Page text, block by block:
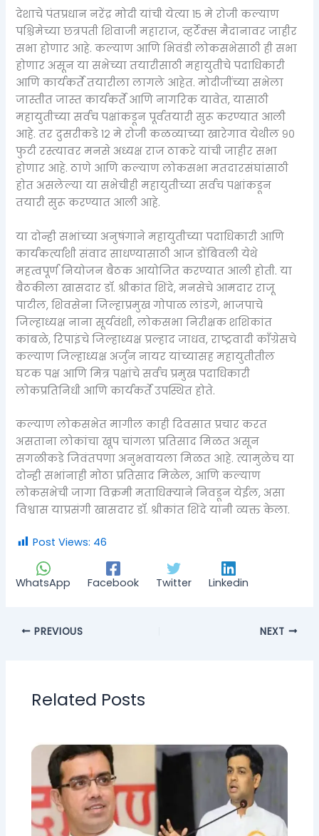
देशाचे पंतप्रधान नरेंद्र मोदी यांची येत्या १५ मे रोजी कल्याण
पश्चिमेच्या छत्रपती शिवाजी महाराज, व्हर्टेक्स मैदानावर जाहीर
सभा होणार आहे. कल्याण आणि भिवंडी लोकसभेसाठी ही सभा
होणार असून या सभेच्या तयारीसाठी महायुतीचे पदाधिकारी
आणि कार्यकर्ते तयारीला लागले आहेत. मोदीजींच्या सभेला
जास्तीत जास्त कार्यकर्ते आणि नागरिक यावेत, यासाठी
महायुतीच्या सर्वच पक्षांकडून पूर्वतयारी सुरू करण्यात आली
आहे. तर दुसरीकडे १२ मे रोजी कळव्याच्या खारेगाव येथील ९०
फुटी रस्त्यावर मनसे अध्यक्ष राज ठाकरे यांची जाहीर सभा
होणार आहे. ठाणे आणि कल्याण लोकसभा मतदारसंघांसाठी
होत असलेल्या या सभेचीही महायुतीच्या सर्वच पक्षांकडून
तयारी सुरू करण्यात आली आहे.
या दोन्ही सभांच्या अनुषंगाने महायुतीच्या पदाधिकारी आणि
कार्यकर्त्यांशी संवाद साधण्यासाठी आज डोंबिवली येथे
महत्वपूर्ण नियोजन बैठक आयोजित करण्यात आली होती. या
बैठकीला खासदार डॉ. श्रीकांत शिंदे, मनसेचे आमदार राजू
पाटील, शिवसेना जिल्हाप्रमुख गोपाळ लांडगे, भाजपाचे
जिल्हाध्यक्ष नाना सूर्यवंशी, लोकसभा निरीक्षक शशिकांत
कांबळे, रिपाइंचे जिल्हाध्यक्ष प्रल्हाद जाधव, राष्ट्रवादी काँग्रेसचे
कल्याण जिल्हाध्यक्ष अर्जुन नायर यांच्यासह महायुतीतील
घटक पक्ष आणि मित्र पक्षांचे सर्वच प्रमुख पदाधिकारी
लोकप्रतिनिधी आणि कार्यकर्ते उपस्थित होते.
कल्याण लोकसभेत मागील काही दिवसात प्रचार करत
असताना लोकांचा खूप चांगला प्रतिसाद मिळत असून
सगळीकडे जिवंतपणा अनुभवायला मिळत आहे. त्यामुळेच या
दोन्ही सभांनाही मोठा प्रतिसाद मिळेल, आणि कल्याण
लोकसभेची जागा विक्रमी मताधिक्याने निवडून येईल, असा
विश्वास याप्रसंगी खासदार डॉ. श्रीकांत शिंदे यांनी व्यक्त केला.
Post Views: 46
WhatsApp Facebook Twitter Linkedin
PREVIOUS NEXT
Related Posts